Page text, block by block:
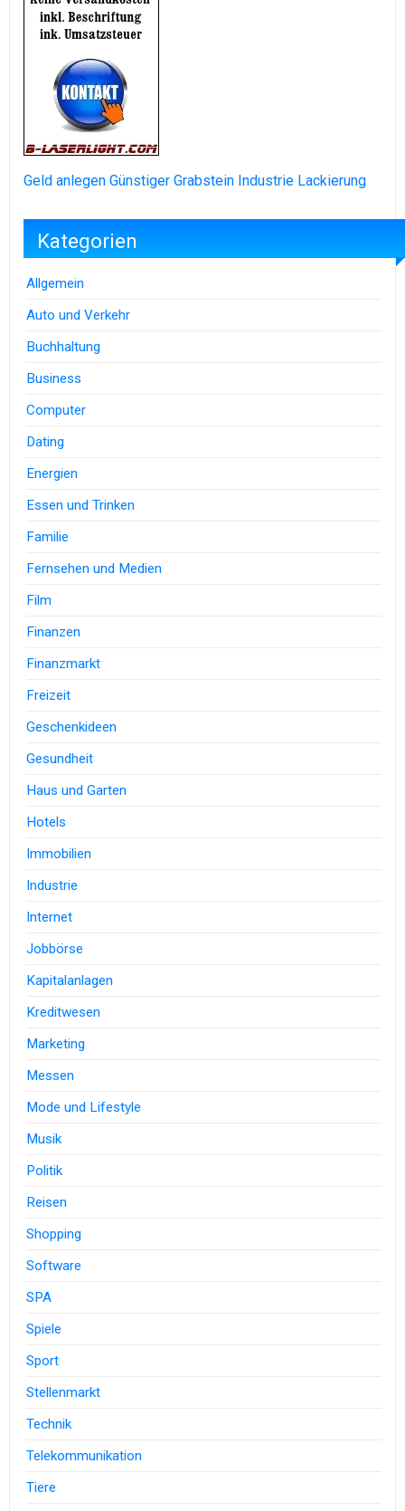
Geld anlegen Günstiger Grabstein Industrie Lackierung
Kategorien
Allgemein
Auto und Verkehr
Buchhaltung
Business
Computer
Dating
Energien
Essen und Trinken
Familie
Fernsehen und Medien
Film
Finanzen
Finanzmarkt
Freizeit
Geschenkideen
Gesundheit
Haus und Garten
Hotels
Immobilien
Industrie
Internet
Jobbörse
Kapitalanlagen
Kreditwesen
Marketing
Messen
Mode und Lifestyle
Musik
Politik
Reisen
Shopping
Software
SPA
Spiele
Sport
Stellenmarkt
Technik
Telekommunikation
Tiere